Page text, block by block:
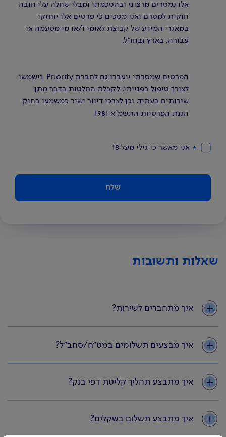
עבורה, בארץ ובחו"ל.
הגנת הפרטיות התשמ"א 1981
אני מאשר כי גילי מעל 18
שאלות ותשובות
איך מתחברים לשירות?
איך מבצעים תשלומים במט"ח/סחב"ל?
איך מתבצע תהליך קליטת דפי בנק?
איך מתבצע תשלום בשקלים?